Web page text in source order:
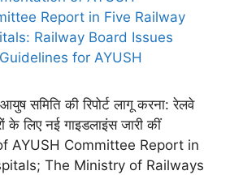
Report in Five Railway
Railway Board Issues
for AYUSH
समिति की रिपोर्ट लागू करना: रेलवे
के लिए नई गाइडलाइंस जारी कीं
AYUSH Committee Report in
The Ministry of Railways